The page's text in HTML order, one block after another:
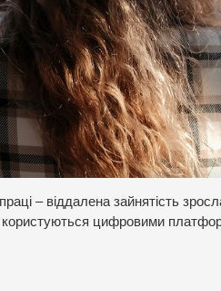
– віддалена зайнятість
користуються цифровими